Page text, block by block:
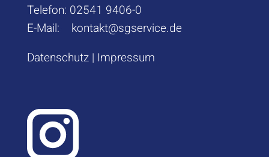
Telefon: 02541 9406-0
E-Mail: kontakt@sgservice.de
Datenschutz| Impressum